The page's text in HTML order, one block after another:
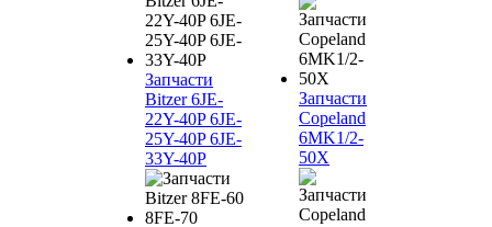
Запчасти
Bitzer 6JE-
22Y-40P 6JE-
25Y-40P 6JE-
33Y-40P
Запчасти
Copeland
6MK1/2-
50X